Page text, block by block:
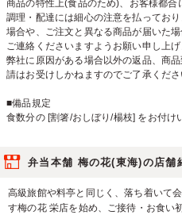
商品の特性上(食品のため)、お客様都合
調理・配達には細心の注意を払ってお
場合や、ご注文と異なる商品が届いた
ご連絡くださいますようお願い申し上げ
弊社に原因がある場合以外の返品、商
請はお受けしかねますのでご了承くださ
■備品規定
食数分の [割箸/おしぼり/楊枝] をお付け
弁当本舗 梅の花(東海)の店舗
高級旅館や料亭と同じく、落ち着いて
す梅の花 栄店を始め、ご接待・お食い